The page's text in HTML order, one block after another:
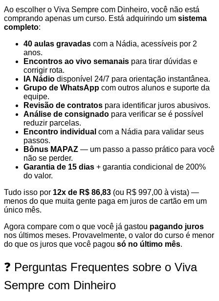
Ao escolher o Viva Sempre com Dinheiro, você não está
comprando apenas um curso. Está adquirindo um sistema
completo:
40 aulas gravadas com a Nádia, acessíveis por 2
anos.
Encontros ao vivo semanais para tirar dúvidas e
corrigir rota.
IA Nádio disponível 24/7 para orientação instantânea.
Grupo de WhatsApp com outros alunos e suporte da
equipe.
Revisão de contratos para identificar juros abusivos.
Análise de consignado para verificar se é possível
reduzir parcelas.
Encontro individual com a Nádia para validar seus
passos.
Bônus MAPAZ — um passo a passo prático para você
não se perder.
Garantia de 15 dias + garantia condicional de 200%
do valor.
Tudo isso por 12x de R$ 86,83 (ou R$ 997,00 à vista) —
menos do que muita gente paga em juros de cartão em um
único mês.
Agora compare com o que você já gastou pagando juros
nos últimos meses. Provavelmente, o valor do curso é menor
do que os juros que você pagou só no último mês.
❓ Perguntas Frequentes sobre o Viva
Sempre com Dinheiro